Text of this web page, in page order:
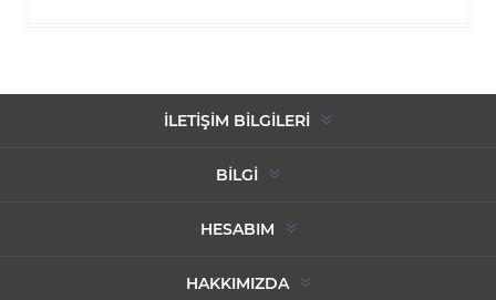
İLETIŞIM BILGILERI
BILGI
HESABIM
HAKKIMIZDA